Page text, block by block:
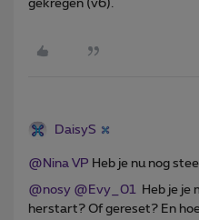
gekregen (v6).
DaisyS
@Nina VP Heb je nu nog
@nosy @Evy_01
Heb je je
herstart? Of gereset? En